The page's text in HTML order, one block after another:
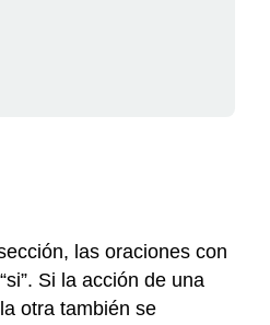
las oraciones con
Si la acción de una
otra también se